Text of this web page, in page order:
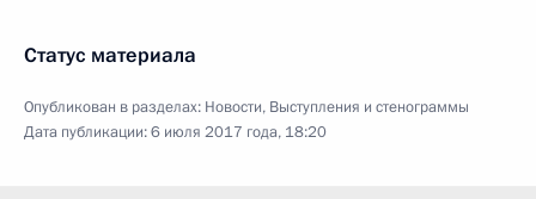
Статус материала
Опубликован в разделах: Новости, Выступления и стенограммы
Дата публикации:6 июля 2017 года, 18:20